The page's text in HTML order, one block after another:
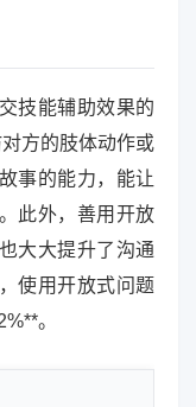
技能辅助效果的
方的肢体动作或
事的能力，能让
此外，善用开放
大大提升了沟通
使用开放式问题
。